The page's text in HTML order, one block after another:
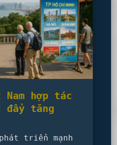
hợp tác
đẩy tăng
triển mạnh